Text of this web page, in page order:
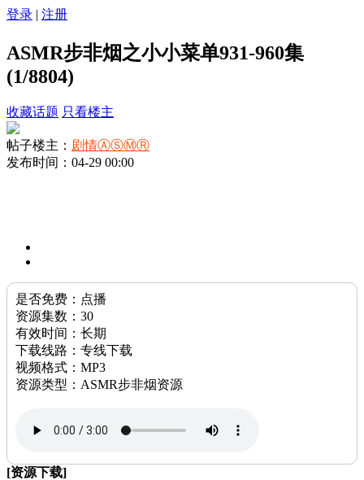
登录 | 注册
ASMR步非烟之小小菜单931-960集
(1/8804)
收藏话题 只看楼主
帖子楼主： 剧情ⒶⓈⓂⓇ
发布时间：04-29 00:00
是否免费：点播
资源集数：30
有效时间：长期
下载线路：专线下载
视频格式：MP3
资源类型：ASMR步非烟资源
[资源下载]